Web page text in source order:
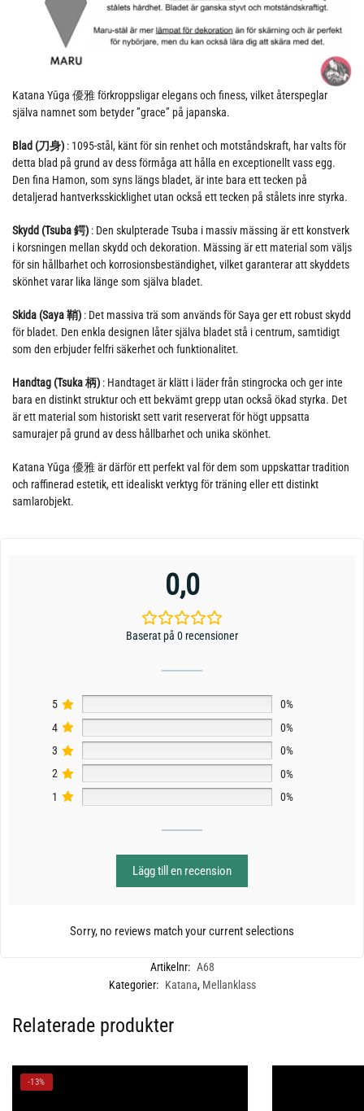
Katana Yūga 優雅 förkroppsligar elegans och finess, vilket återspeglar
själva namnet som betyder ”grace” på japanska.
Blad (刀身) : 1095-stål, känt för sin renhet och motståndskraft, har valts för
detta blad på grund av dess förmåga att hålla en exceptionellt vass egg.
Den fina Hamon, som syns längs bladet, är inte bara ett tecken på
detaljerad hantverksskicklighet utan också ett tecken på stålets inre styrka.
Skydd (Tsuba 鍔) : Den skulpterade Tsuba i massiv mässing är ett konstverk
i korsningen mellan skydd och dekoration. Mässing är ett material som väljs
för sin hållbarhet och korrosionsbeständighet, vilket garanterar att skyddets
skönhet varar lika länge som själva bladet.
Skida (Saya 鞘) : Det massiva trä som används för Saya ger ett robust skydd
för bladet. Den enkla designen låter själva bladet stå i centrum, samtidigt
som den erbjuder felfri säkerhet och funktionalitet.
Handtag (Tsuka 柄) : Handtaget är klätt i läder från stingrocka och ger inte
bara en distinkt struktur och ett bekvämt grepp utan också ökad styrka. Det
är ett material som historiskt sett varit reserverat för högt uppsatta
samurajer på grund av dess hållbarhet och unika skönhet.
Katana Yūga 優雅 är därför ett perfekt val för dem som uppskattar tradition
och raffinerad estetik, ett idealiskt verktyg för träning eller ett distinkt
samlarobjekt.
0,0
Baserat på 0 recensioner
5
0%
4
0%
3
0%
2
0%
1
0%
Lägg till en recension
Sorry, no reviews match your current selections
Artikelnr: A68
Kategorier: Katana, Mellanklass
Relaterade produkter
-13%